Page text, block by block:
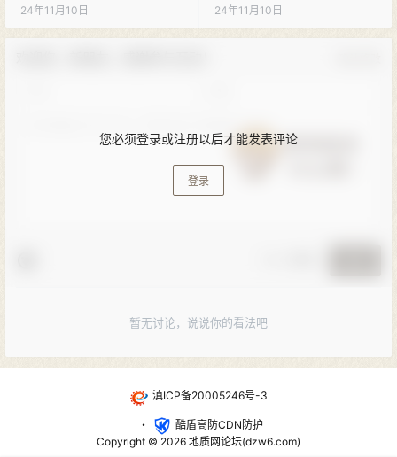
24年11月10日 24年11月10日
您必须登录或注册以后才能发表评论
登录
暂无讨论，说说你的看法吧
滇ICP备20005246号-3
・
酷盾高防CDN防护
Copyright © 2026 地质网论坛(dzw6.com)